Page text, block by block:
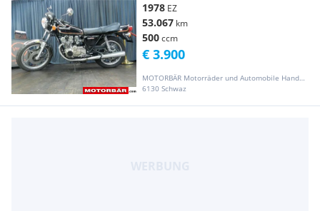
1978 EZ
53.067 km
500ccm
MOTORBÄR Motorräder und Automobile Handelsgesellschaft m.b.H.
6130 Schwaz
€ 3.900